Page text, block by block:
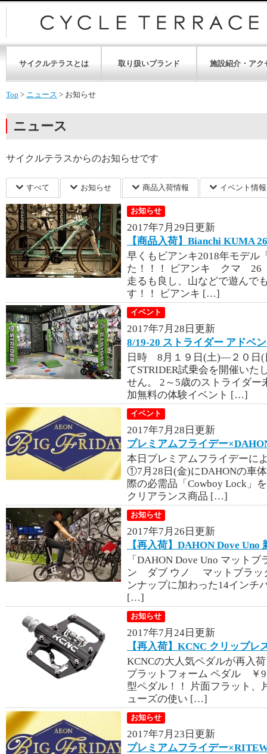
サイクルテラスとは 取り扱いブランド 施設紹介・アク
Top > ニュース > お知らせ
ニュース
サイクルテラスからのお知らせです
すべて お知らせ 商品入荷情報 イベント情報
お知らせ
2017年7月29日更新
【商品入荷】Bianchi KUMA
早くもビアンキ2018年モデル
た！！！ ビアンキ クマ 26
走るも良し、山などで遊んで
す！！ ビアンキ […]
イベント
2017年7月28日更新
8/19-20 ストライダー アドベ
日時 8月１９日(土)―２０日(
てSTRIDER試乗会を開催い
せん。 2～5歳のストライダ
加無料の体験イベント […]
イベント
2017年7月28日更新
プレミアムフライデー
本日プレミアムフライデーに
①7月28日(金)にDAHONの車
際の必需品「Cowboy Lock」
クリアランス商品 […]
お知らせ
2017年7月26日更新
【再入荷】DAHON Dove
「DAHON Dove Uno マット
ン ダブ ウノ マットブラッ
ンナップに加わった14インチ
[…]
お知らせ
2017年7月24日更新
【再入荷】KCNC クリップ
KCNCの大人気ペダルが再入
プラットフォーム ペダル ￥
型ペダル！！ 片面フラット、
ューズの使い […]
お知らせ
2017年7月23日更新
プレミアムフライデー